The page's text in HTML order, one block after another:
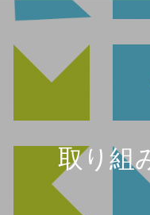
取り組